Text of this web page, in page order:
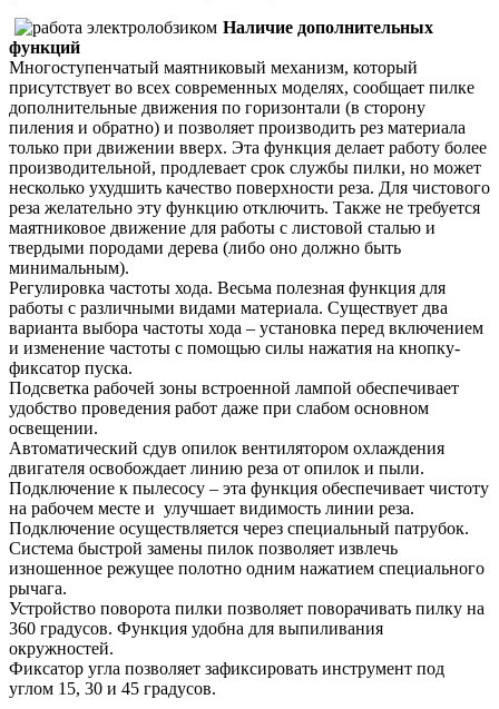
Наличие дополнительных
функций
Многоступенчатый маятниковый механизм, который
присутствует во всех современных моделях, сообщает пилке
дополнительные движения по горизонтали (в сторону
пиления и обратно) и позволяет производить рез материала
только при движении вверх. Эта функция делает работу более
производительной, продлевает срок службы пилки, но может
несколько ухудшить качество поверхности реза. Для чистового
реза желательно эту функцию отключить. Также не требуется
маятниковое движение для работы с листовой сталью и
твердыми породами дерева (либо оно должно быть
минимальным).
Регулировка частоты хода. Весьма полезная функция для
работы с различными видами материала. Существует два
варианта выбора частоты хода – установка перед включением
и изменение частоты с помощью силы нажатия на кнопку-
фиксатор пуска.
Подсветка рабочей зоны встроенной лампой обеспечивает
удобство проведения работ даже при слабом основном
освещении.
Автоматический сдув опилок вентилятором охлаждения
двигателя освобождает линию реза от опилок и пыли.
Подключение к пылесосу – эта функция обеспечивает чистоту
на рабочем месте и улучшает видимость линии реза.
Подключение осуществляется через специальный патрубок.
Система быстрой замены пилок позволяет извлечь
изношенное режущее полотно одним нажатием специального
рычага.
Устройство поворота пилки позволяет поворачивать пилку на
360 градусов. Функция удобна для выпиливания
окружностей.
Фиксатор угла позволяет зафиксировать инструмент под
углом 15, 30 и 45 градусов.